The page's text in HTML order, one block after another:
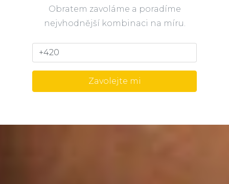
Obratem zavoláme a poradíme
nejvhodnější kombinaci na míru.